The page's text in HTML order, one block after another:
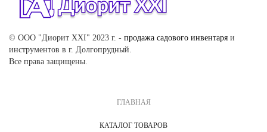
© ООО "Диорит XXI" 2023 г. - продажа садового инвентаря и
инструментов в г. Долгопрудный.
Все права защищены.
ГЛАВНАЯ
КАТАЛОГ ТОВАРОВ